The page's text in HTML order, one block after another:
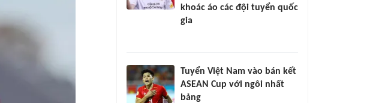
khoác áo các đội tuyển quốc
gia
Tuyển Việt Nam vào bán kết
ASEAN Cup với ngôi nhất
bảng